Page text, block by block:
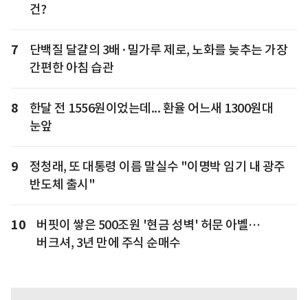
건?
7
단백질 달걀의 3배·밀가루 제로, 노화를 늦추는 가장
간편한 아침 습관
8
한달 전 1556원이었는데... 환율 어느새 1300원대
눈앞
9
정청래, 또 대통령 이름 말실수 "이명박 임기 내 광주
반도체 출시"
10
버핏이 쌓은 500조원 '현금 성벽' 허문 아벨…
버크셔, 3년 만에 주식 순매수